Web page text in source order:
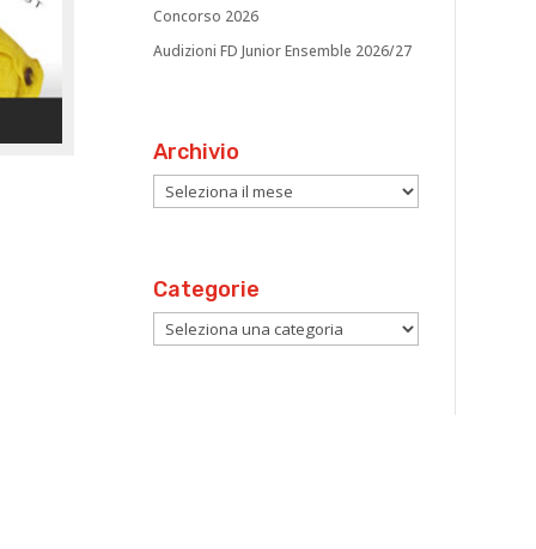
Concorso 2026
Audizioni FD Junior Ensemble 2026/27
Archivio
Archivio
Categorie
Categorie